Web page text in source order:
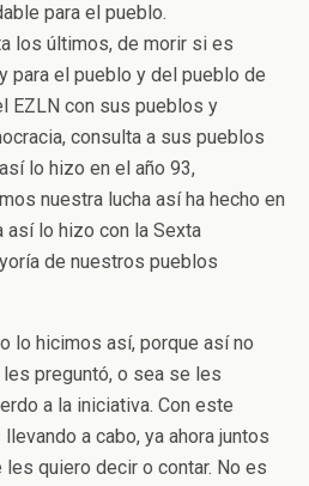
para el pueblo.
los últimos, de morir si es
para el pueblo y del pueblo de
EZLN con sus pueblos y
consulta a sus pueblos
lo hizo en el año 93,
nuestra lucha así ha hecho en
así lo hizo con la Sexta
de nuestros pueblos
lo hicimos así, porque así no
preguntó, o sea se les
a la iniciativa. Con este
a cabo, ya ahora juntos
les quiero decir o contar. No es